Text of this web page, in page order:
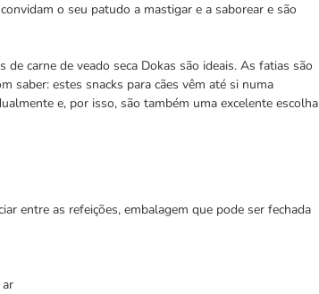
o seu patudo a mastigar e a saborear e são
carne de veado seca Dokas são ideais. As fatias são
saber: estes snacks para cães vêm até si numa
e, por isso, são também uma excelente escolha
entre as refeições, embalagem que pode ser fechada